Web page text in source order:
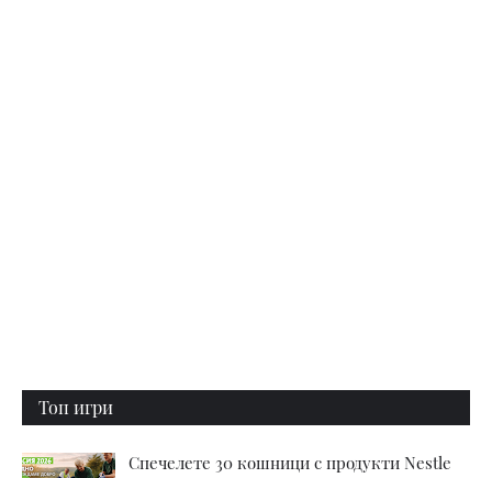
Топ игри
Спечелете 30 кошници с продукти Nestle